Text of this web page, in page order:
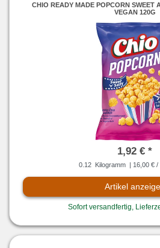
CHIO READY MADE POPCORN SWEET
VEGAN 120G
1,92 € *
0.12 Kilogramm | 16,00 € /
Artikel
Sofort versandfertig,